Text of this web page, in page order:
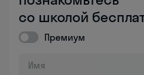
со школой
Премиум